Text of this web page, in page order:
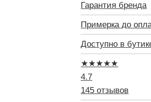
Гарантия бренда
Примерка до
Доступно в
★★★★★
4.7
145 отзывов